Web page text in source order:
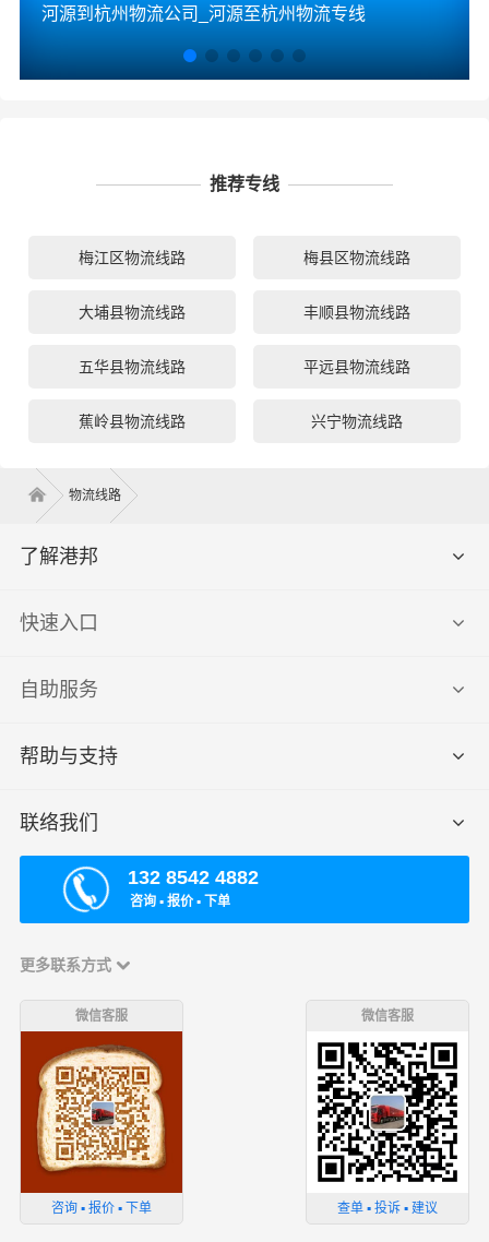
河源到杭州物流公司_河源至杭州物流专线
推荐专线
梅江区物流线路 梅县区物流线路
大埔县物流线路 丰顺县物流线路
五华县物流线路 平远县物流线路
蕉岭县物流线路 兴宁物流线路
物流线路
了解港邦
快速入口
自助服务
帮助与支持
联络我们
132 8542 4882
咨询 ▪ 报价 ▪ 下单
更多联系方式
微信客服
咨询 ▪ 报价 ▪ 下单
微信客服
查单 ▪ 投诉 ▪ 建议